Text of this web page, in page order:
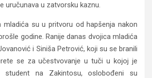
uručunava u zatvorsku kaznu.
mladića su u pritvoru od hapšenja nakon
godine. Ranije danas dvojica mladića
i Siniša Petrović, koji su se branili
se za učestvovanje u tuči u kojoj je
student na Zakintosu, oslobođeni su